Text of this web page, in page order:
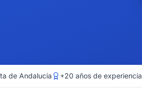
de Andalucía +20 años de experiencia